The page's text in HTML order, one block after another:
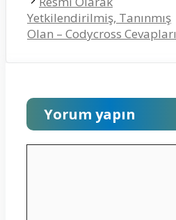
Yetkilendirilmiş, Tanınmış
Olan – Codycross Cevapları
Yorum yapın